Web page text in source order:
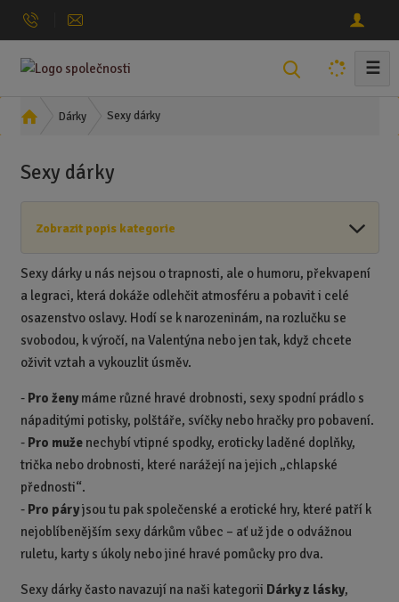
☰
Ú
d
s
r
a
Dárky Sexy dárky
Sexy dárky
Zobrazit popis kategorie
Sexy dárky u nás nejsou o trapnosti, ale o humoru, překvapení
a legraci, která dokáže odlehčit atmosféru a pobavit i celé
osazenstvo oslavy. Hodí se k narozeninám, na rozlučku se
svobodou, k výročí, na Valentýna nebo jen tak, když chcete
oživit vztah a vykouzlit úsměv.
- Pro ženymáme různé hravé drobnosti, sexy spodní prádlo s
nápaditými potisky, polštáře, svíčky nebo hračky pro pobavení.
- Pro muženechybí vtipné spodky, eroticky laděné doplňky,
trička nebo drobnosti, které narážejí na jejich „chlapské
přednosti“.
- Pro páryjsou tu pak společenské a erotické hry, které patří k
nejoblíbenějším sexy dárkům vůbec – ať už jde o odvážnou
ruletu, karty s úkoly nebo jiné hravé pomůcky pro dva.
Sexy dárky často navazují na naši kategorii Dárky z lásky,